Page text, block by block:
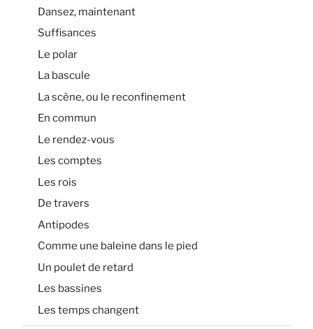
Dansez, maintenant
Suffisances
Le polar
La bascule
La scène, ou le reconfinement
En commun
Le rendez-vous
Les comptes
Les rois
De travers
Antipodes
Comme une baleine dans le pied
Un poulet de retard
Les bassines
Les temps changent